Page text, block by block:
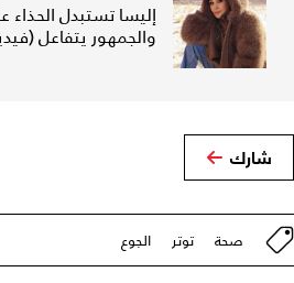
إليسا تستبدل
والجمهور يتفاعل
شارك
صحة توتر الجوع